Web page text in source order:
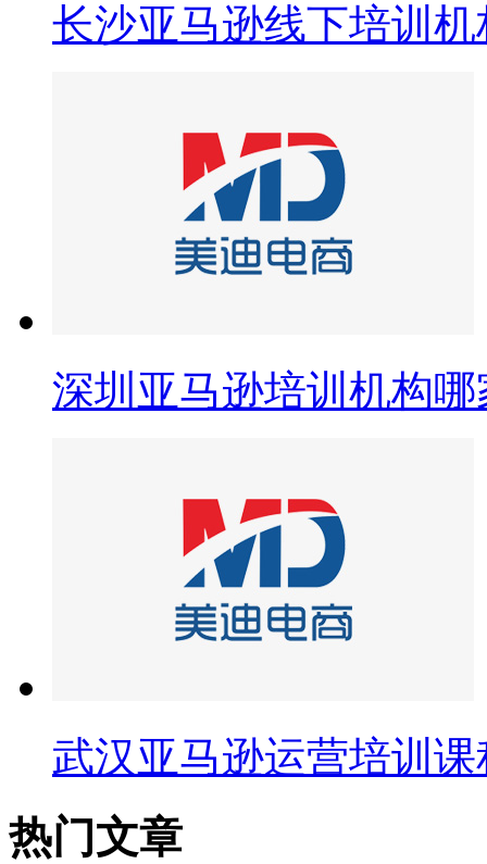
长沙亚马逊线下培训机
深圳亚马逊培训机构
武汉亚马逊运营培训课
热门文章